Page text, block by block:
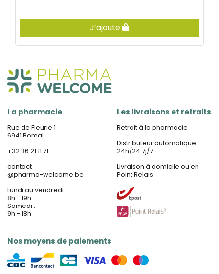
J’ajoute
La pharmacie
Rue de Fleurie 1
6941 Bomal
+32 86 21 11 71
contact
@pharma-welcome.be
Lundi au vendredi :
8h - 19h
Samedi :
9h - 18h
Nos moyens de paiements
Les livraisons et retraits
Retrait à la pharmacie
Distributeur automatique
24h/24 7j/7
Livraison à domicile ou en
Point Relais